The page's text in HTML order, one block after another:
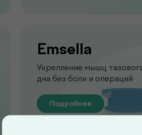
Emsella
Укрепление мышц
дна без боли и операций
Подробнее